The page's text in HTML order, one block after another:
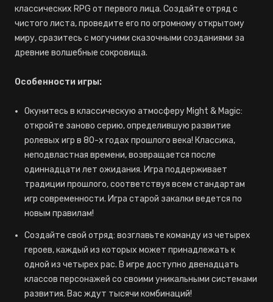
классических RPG от первого лица. Создайте отряд с
чистого листа, проведите его по огромному открытому
миру, сразитесь с могучими сказочными созданиями за
древние волшебные сокровища.
Особенности игры:
Окунитесь в классическую атмосферу Might & Magic:
откройте заново серию, определившую развитие
ролевых игр в 80-х годах прошлого века! Классика,
неподвластная времени, возвращается после
одиннадцати лет ожидания. Игра поддерживает
традиции прошлого, соответствуя всем стандартам
игр современности. Игра старой закалки ведется по
новым правилам!
Создайте свой отряд: возглавьте команду из четырех
героев, каждый из которых может принадлежать к
одной из четырех рас. В игре доступно двенадцать
классов персонажей со своими уникальными системами
развития. Вас ждут тысячи комбинаций!